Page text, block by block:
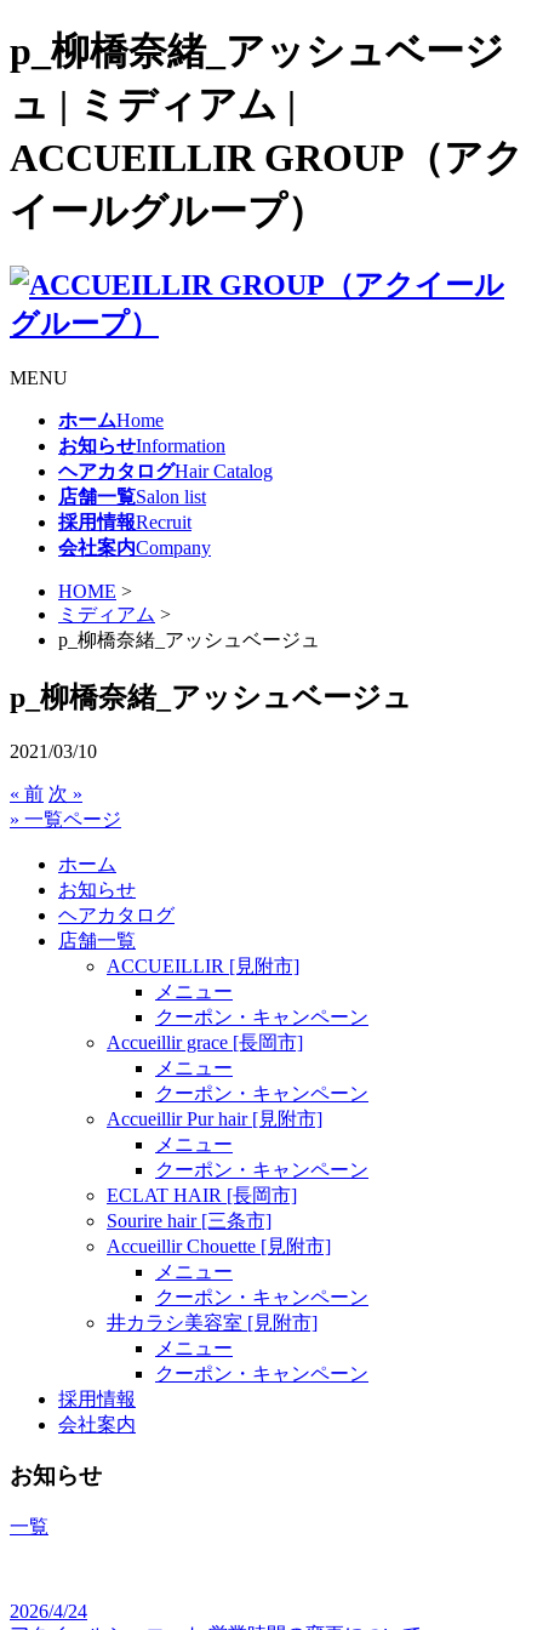
p_柳橋奈緒_アッシュベージ
ュ | ミディアム |
ACCUEILLIR GROUP（アク
イールグループ）
MENU
ホームHome
お知らせInformation
ヘアカタログHair Catalog
店舗一覧Salon list
採用情報Recruit
会社案内Company
HOME >
ミディアム >
p_柳橋奈緒_アッシュベージュ
p_柳橋奈緒_アッシュベージュ
2021/03/10
« 前 次 »
» 一覧ページ
ホーム
お知らせ
ヘアカタログ
店舗一覧
ACCUEILLIR [見附市]
メニュー
クーポン・キャンペーン
Accueillir grace [長岡市]
メニュー
クーポン・キャンペーン
Accueillir Pur hair [見附市]
メニュー
クーポン・キャンペーン
ECLAT HAIR [長岡市]
Sourire hair [三条市]
Accueillir Chouette [見附市]
メニュー
クーポン・キャンペーン
井カラシ美容室 [見附市]
メニュー
クーポン・キャンペーン
採用情報
会社案内
お知らせ
一覧
2026/4/24